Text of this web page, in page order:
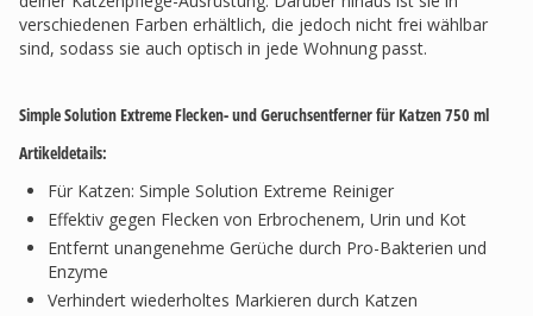
verschiedenen Farben erhältlich, die jedoch nicht frei wählbar
sind, sodass sie auch optisch in jede Wohnung passt.
Simple Solution Extreme Flecken- und Geruchsentferner für Katzen 750 ml
Artikeldetails:
Für Katzen: Simple Solution Extreme Reiniger
Effektiv gegen Flecken von Erbrochenem, Urin und Kot
Entfernt unangenehme Gerüche durch Pro-Bakterien und
Enzyme
Verhindert wiederholtes Markieren durch Katzen